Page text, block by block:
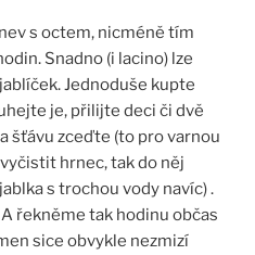
s octem, nicméně tím
Snadno (i lacino) lze
Jednoduše kupte
je, přilijte deci či dvě
šťávu zceďte (to pro varnou
hrnec, tak do něj
s trochou vody navíc) .
řekněme tak hodinu občas
sice obvykle nezmizí